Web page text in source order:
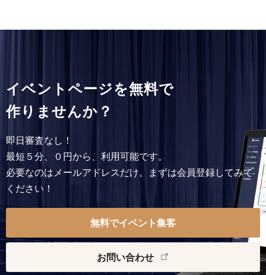
イベントページを無料で
作りませんか？
即日審査なし！
最短５分、０円から、利用可能です。
必要なのはメールアドレスだけ。まずは会員登録してみて
ください！
無料でイベント集客
お問い合わせ